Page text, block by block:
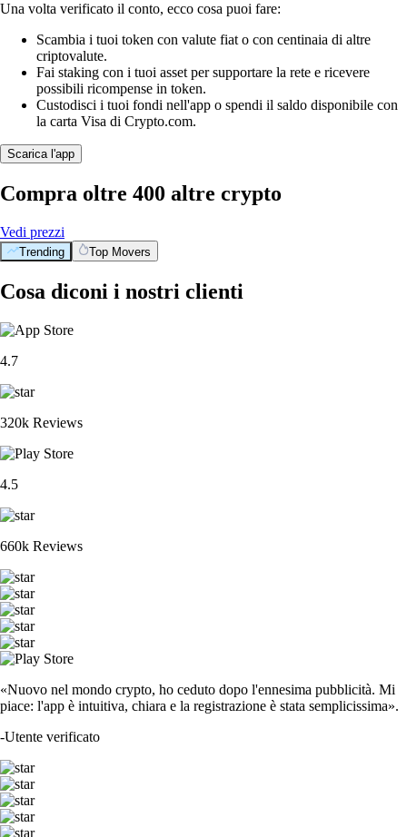
Una volta verificato il conto, ecco cosa puoi fare:
Scambia i tuoi token con valute fiat o con centinaia di altre
criptovalute.
Fai staking con i tuoi asset per supportare la rete e ricevere
possibili ricompense in token.
Custodisci i tuoi fondi nell'app o spendi il saldo disponibile con
la carta Visa di Crypto.com.
Scarica l'app
Compra oltre 400 altre crypto
Vedi prezzi
Trending Top Movers
Cosa diconi i nostri clienti
4.7
320k Reviews
4.5
660k Reviews
«Nuovo nel mondo crypto, ho ceduto dopo l'ennesima pubblicità. Mi
piace: l'app è intuitiva, chiara e la registrazione è stata semplicissima».
-Utente verificato